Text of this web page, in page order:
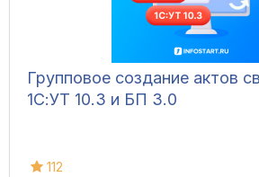
Групповое создание актов
1С:УТ 10.3 и БП 3.0
112